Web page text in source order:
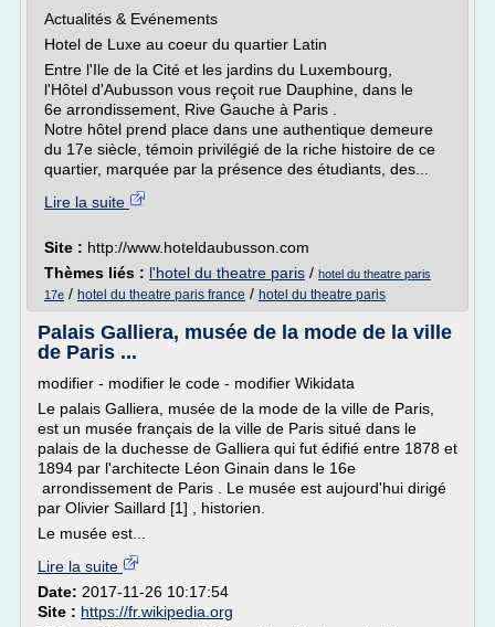
Actualités & Evénements
Hotel de Luxe au coeur du quartier Latin
Entre l'Ile de la Cité et les jardins du Luxembourg,
l'Hôtel d'Aubusson vous reçoit rue Dauphine, dans le
6e arrondissement, Rive Gauche à Paris .
Notre hôtel prend place dans une authentique demeure
du 17e siècle, témoin privilégié de la riche histoire de ce
quartier, marquée par la présence des étudiants, des...
Lire la suite
Site : http://www.hoteldaubusson.com
Thèmes liés : l'hotel du theatre paris / hotel du theatre paris
17e / hotel du theatre paris france / hotel du theatre paris
Palais Galliera, musée de la mode de la ville
de Paris ...
modifier - modifier le code - modifier Wikidata
Le palais Galliera, musée de la mode de la ville de Paris,
est un musée français de la ville de Paris situé dans le
palais de la duchesse de Galliera qui fut édifié entre 1878 et
1894 par l'architecte Léon Ginain dans le 16e
arrondissement de Paris . Le musée est aujourd'hui dirigé
par Olivier Saillard [1] , historien.
Le musée est...
Lire la suite
Date: 2017-11-26 10:17:54
Site : https://fr.wikipedia.org